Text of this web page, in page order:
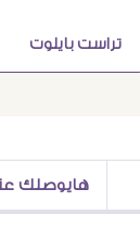
تراست بايلوت
هايوصلك